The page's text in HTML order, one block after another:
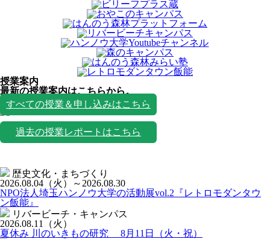
授業案内
最新の授業案内はこちらから。
授業一覧
すべての授業＆申し込みはこちら
過去の授業レポートはこちら
歴史文化・まちづくり
2026.08.04 （火）
～2026.08.30
NPO法人埼玉ハンノウ大学の活動展vol.2『レトロモダンタウ
ン飯能』
リバービーチ・キャンパス
2026.08.11
（火）
夏休み 川のいきもの研究 8月11日（火・祝）